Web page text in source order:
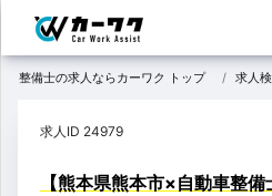
整備士の求人ならカーワク トップ 求人
求人ID 24979
【熊本県熊本市×自動車整